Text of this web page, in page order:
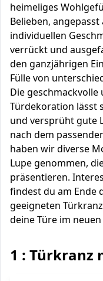
heimeliges
Belieben,
individuellen
verrückt und
den ganzjährigen
Fülle von
Die
Türdekoration lässt
und versprüht gute
nach dem
haben wir diverse
Lupe genommen,
präsentieren.
findest du am Ende
geeigneten
deine Türe im
1 : Türkranz